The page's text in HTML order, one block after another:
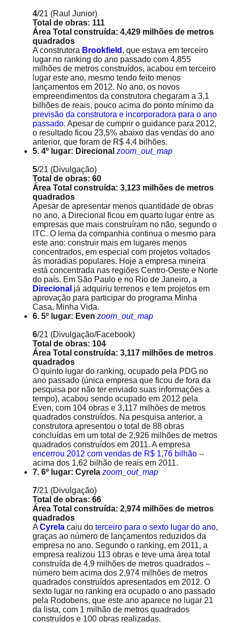
4/21 (Raul Junior)
Total de obras: 111
Área Total construída: 4,429 milhões de metros
quadrados
A construtora Brookfield , que estava em terceiro
lugar no ranking do ano passado com 4,855
milhões de metros construídos, acabou em terceiro
lugar este ano, mesmo tendo feito menos
lançamentos em 2012. No ano, os novos
empreendimentos da construtora chegaram a 3,1
bilhões de reais, pouco acima do ponto mínimo da
previsão da construtora e incorporadora para o ano
passado. Apesar de cumprir o guidance para 2012,
o resultado ficou 23,5% abaixo das vendas do ano
anterior, que foram de R$ 4,4 bilhões.
5. 4º lugar: Direcional zoom_out_map
5/21 (Divulgação)
Total de obras: 60
Área Total construída: 3,123 milhões de metros
quadrados
Apesar de apresentar menos quantidade de obras
no ano, a Direcional ficou em quarto lugar entre as
empresas que mais construíram no não, segundo o
ITC. O lema da companhia continua o mesmo para
este ano: construir mais em lugares menos
concentrados, em especial com projetos voltados
às moradias populares. Hoje a empresa mineira
está concentrada nas regiões Centro-Oeste e Norte
do país. Em São Paulo e no Rio de Janeiro, a
Direcional já adquiriu terrenos e tem projetos em
aprovação para participar do programa Minha
Casa, Minha Vida.
6. 5º lugar: Even zoom_out_map
6/21 (Divulgação/Facebook)
Total de obras: 104
Área Total construída: 3,117 milhões de metros
quadrados
O quinto lugar do ranking, ocupado pela PDG no
ano passado (única empresa que ficou de fora da
pesquisa por não ter enviado suas informações a
tempo), acabou sendo ocupado em 2012 pela
Even, com 104 obras e 3,117 milhões de metros
quadrados construídos. Na pesquisa anterior, a
construtora apresentou o total de 88 obras
concluídas em um total de 2,926 milhões de metros
quadrados construídos em 2011. A empresa
encerrou 2012 com vendas de R$ 1,76 bilhão --
acima dos 1,62 bilhão de reais em 2011.
7. 6º lugar: Cyrela zoom_out_map
7/21 (Divulgação)
Total de obras: 66
Área Total construída: 2,974 milhões de metros
quadrados
A Cyrela caiu do terceiro para o sexto lugar do ano,
graças ao número de lançamentos reduzidos da
empresa no ano. Segundo o ranking, em 2011, a
empresa realizou 113 obras e teve uma área total
construída de 4,9 milhões de metros quadrados –
número bem acima dos 2,974 milhões de metros
quadrados construídos apresentados em 2012. O
sexto lugar no ranking era ocupado o ano passado
pela Rodobens, que este ano aparece no lugar 21
da lista, com 1 milhão de metros quadrados
construídos e 100 obras realizadas.